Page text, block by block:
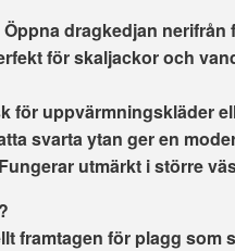
Öppna dragkedjan nerifrån
för skaljackor och
för uppvärmningskläder
svarta ytan ger en
Fungerar utmärkt i större
framtagen för plagg som